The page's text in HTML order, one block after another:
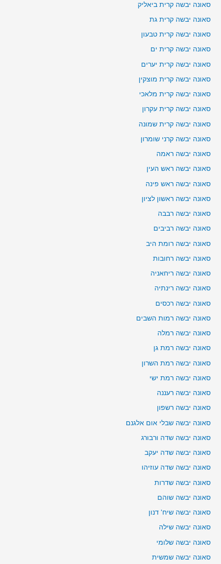
סאונה יבשה קרית ביאליק
סאונה יבשה קרית גת
סאונה יבשה קרית טבעון
סאונה יבשה קרית ים
סאונה יבשה קרית יערים
סאונה יבשה קרית מוצקין
סאונה יבשה קרית מלאכי
סאונה יבשה קרית עקרון
סאונה יבשה קרית שמונה
סאונה יבשה קרני שומרון
סאונה יבשה ראמה
סאונה יבשה ראש העין
סאונה יבשה ראש פינה
סאונה יבשה ראשון לציון
סאונה יבשה רבבה
סאונה יבשה רביבים
סאונה יבשה רומת היב
סאונה יבשה רחובות
סאונה יבשה ריחאניה
סאונה יבשה רינתיה
סאונה יבשה רכסים
סאונה יבשה רמות השבים
סאונה יבשה רמלה
סאונה יבשה רמת גן
סאונה יבשה רמת השרון
סאונה יבשה רמת ישי
סאונה יבשה רעננה
סאונה יבשה רשפון
סאונה יבשה שבלי אום אלגנם
סאונה יבשה שדה ורבורג
סאונה יבשה שדה יעקב
סאונה יבשה שדה עוזיהו
סאונה יבשה שדרות
סאונה יבשה שוהם
סאונה יבשה שיח' דנון
סאונה יבשה שילה
סאונה יבשה שלומי
סאונה יבשה שמשית